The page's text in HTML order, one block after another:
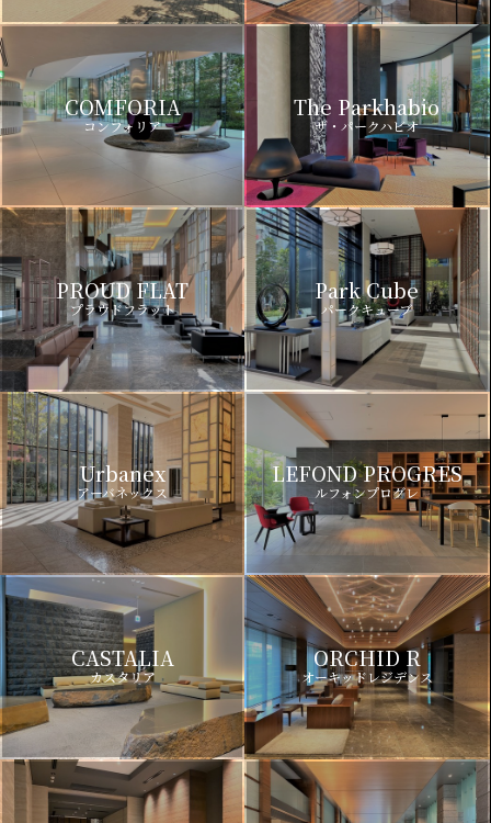
COMFORIA
コンフォリア
The Parkhabio
ザ・パークハビオ
PROUD FLAT
プラウドフラット
Park Cube
パークキューブ
Urbanex
アーバネックス
LEFOND PROGRES
ルフォンプログレ
CASTALIA
カスタリア
ORCHID R
オーキッドレジデンス